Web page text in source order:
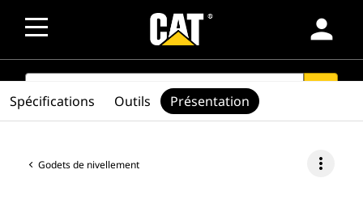
person
SEARCH
Godets de nivellement more_vert
Spécifications Outils Présentation